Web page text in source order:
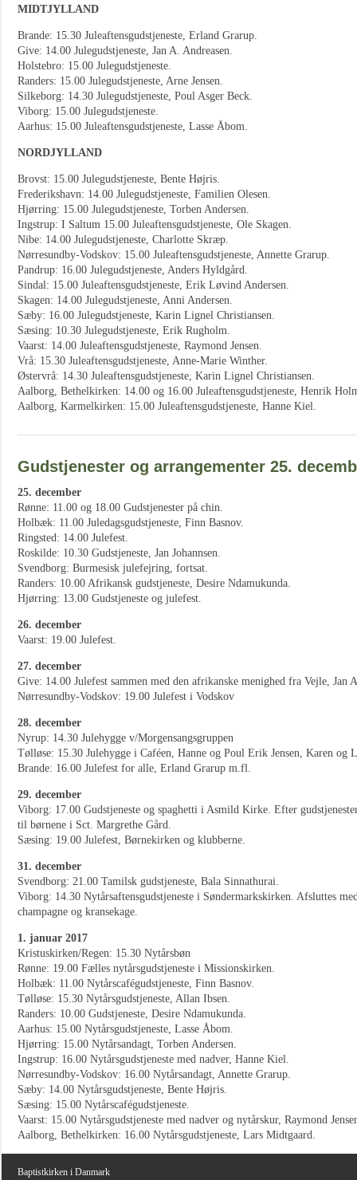
MIDTJYLLAND
Brande: 15.30 Juleaftensgudstjeneste, Erland Grarup.
Give: 14.00 Julegudstjeneste, Jan A. Andreasen.
Holstebro: 15.00 Julegudstjeneste.
Randers: 15.00 Julegudstjeneste, Arne Jensen.
Silkeborg: 14.30 Julegudstjeneste, Poul Asger Beck.
Viborg: 15.00 Julegudstjeneste.
Aarhus: 15.00 Juleaftensgudstjeneste, Lasse Åbom.
NORDJYLLAND
Brovst: 15.00 Julegudstjeneste, Bente Højris.
Frederikshavn: 14.00 Julegudstjeneste, Familien Olesen.
Hjørring: 15.00 Julegudstjeneste, Torben Andersen.
Ingstrup: I Saltum 15.00 Juleaftensgudstjeneste, Ole Skagen.
Nibe: 14.00 Julegudstjeneste, Charlotte Skræp.
Nørresundby-Vodskov: 15.00 Juleaftensgudstjeneste, Annette Grarup.
Pandrup: 16.00 Julegudstjeneste, Anders Hyldgård.
Sindal: 15.00 Juleaftensgudstjeneste, Erik Løvind Andersen.
Skagen: 14.00 Julegudstjeneste, Anni Andersen.
Sæby: 16.00 Julegudstjeneste, Karin Lignel Christiansen.
Sæsing: 10.30 Julegudstjeneste, Erik Rugholm.
Vaarst: 14.00 Juleaftensgudstjeneste, Raymond Jensen.
Vrå: 15.30 Juleaftensgudstjeneste, Anne-Marie Winther.
Østervrå: 14.30 Juleaftensgudstjeneste, Karin Lignel Christiansen.
Aalborg, Bethelkirken: 14.00 og 16.00 Juleaftensgudstjeneste, Henrik
Aalborg, Karmelkirken: 15.00 Juleaftensgudstjeneste, Hanne Kiel.
Gudstjenester og arrangementer 25.
25. december
Rønne: 11.00 og 18.00 Gudstjenester på chin.
Holbæk: 11.00 Juledagsgudstjeneste, Finn Basnov.
Ringsted: 14.00 Julefest.
Roskilde: 10.30 Gudstjeneste, Jan Johannsen.
Svendborg: Burmesisk julefejring, fortsat.
Randers: 10.00 Afrikansk gudstjeneste, Desire Ndamukunda.
Hjørring: 13.00 Gudstjeneste og julefest.
26. december
Vaarst: 19.00 Julefest.
27. december
Give: 14.00 Julefest sammen med den afrikanske menighed fra Vejle, Jan
Nørresundby-Vodskov: 19.00 Julefest i Vodskov
28. december
Nyrup: 14.30 Julehygge v/Morgensangsgruppen
Tølløse: 15.30 Julehygge i Caféen, Hanne og Poul Erik Jensen, Karen og
Brande: 16.00 Julefest for alle, Erland Grarup m.fl.
29. december
Viborg: 17.00 Gudstjeneste og spaghetti i Asmild Kirke. Efter
til børnene i Sct. Margrethe Gård.
Sæsing: 19.00 Julefest, Børnekirken og klubberne.
31. december
Svendborg: 21.00 Tamilsk gudstjeneste, Bala Sinnathurai.
Viborg: 14.30 Nytårsaftensgudstjeneste i Søndermarkskirken. Afsluttes
champagne og kransekage.
1. januar 2017
Kristuskirken/Regen: 15.30 Nytårsbøn
Rønne: 19.00 Fælles nytårsgudstjeneste i Missionskirken.
Holbæk: 11.00 Nytårscafégudstjeneste, Finn Basnov.
Tølløse: 15.30 Nytårsgudstjeneste, Allan Ibsen.
Randers: 10.00 Gudstjeneste, Desire Ndamukunda.
Aarhus: 15.00 Nytårsgudstjeneste, Lasse Åbom.
Hjørring: 15.00 Nytårsandagt, Torben Andersen.
Ingstrup: 16.00 Nytårsgudstjeneste med nadver, Hanne Kiel.
Nørresundby-Vodskov: 16.00 Nytårsandagt, Annette Grarup.
Sæby: 14.00 Nytårsgudstjeneste, Bente Højris.
Sæsing: 15.00 Nytårscafégudstjeneste.
Vaarst: 15.00 Nytårsgudstjeneste med nadver og nytårskur, Raymond
Aalborg, Bethelkirken: 16.00 Nytårsgudstjeneste, Lars Midtgaard.
Baptistkirken i Danmark